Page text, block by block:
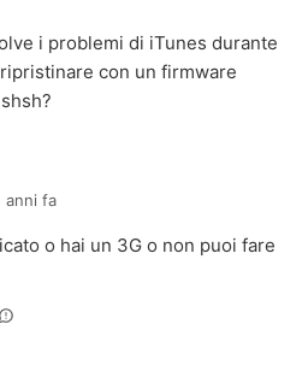
i problemi di iTunes durante
con un firmware
anni fa
o hai un 3G o non puoi fare